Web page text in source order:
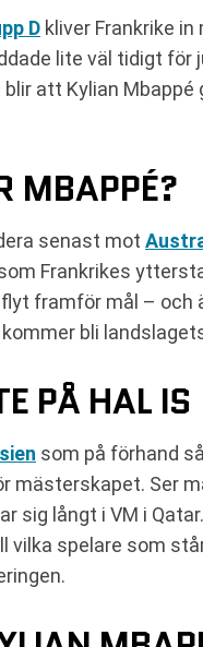
D kliver Frankrike
lite väl tidigt
att Kylian
MBAPPÉ?
senast mot
Frankrikes
framför mål – och
bli
PÅ HAL IS
som på förhand
mästerskapet. Ser
sig långt i VM i
spelare som